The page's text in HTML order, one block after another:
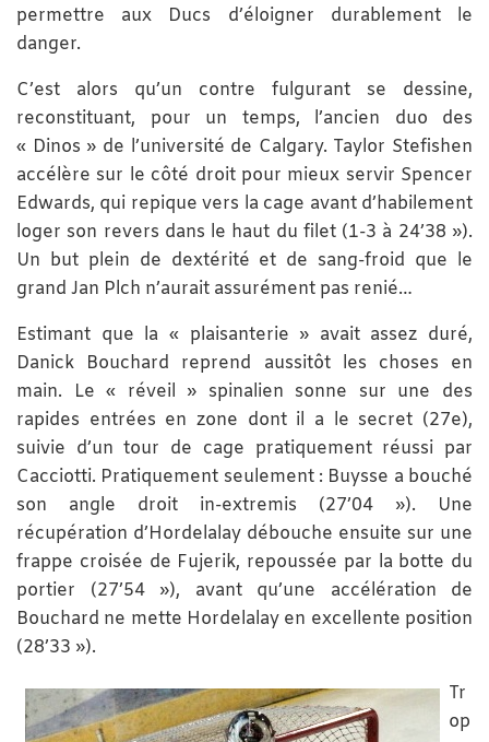
permettre aux Ducs d’éloigner durablement le
danger.
C’est alors qu’un contre fulgurant se dessine,
reconstituant, pour un temps, l’ancien duo des
« Dinos » de l’université de Calgary. Taylor Stefishen
accélère sur le côté droit pour mieux servir Spencer
Edwards, qui repique vers la cage avant d’habilement
loger son revers dans le haut du filet (1-3 à 24’38 »).
Un but plein de dextérité et de sang-froid que le
grand Jan Plch n’aurait assurément pas renié…
Estimant que la « plaisanterie » avait assez duré,
Danick Bouchard reprend aussitôt les choses en
main. Le « réveil » spinalien sonne sur une des
rapides entrées en zone dont il a le secret (27e),
suivie d’un tour de cage pratiquement réussi par
Cacciotti. Pratiquement seulement : Buysse a bouché
son angle droit in-extremis (27’04 »). Une
récupération d’Hordelalay débouche ensuite sur une
frappe croisée de Fujerik, repoussée par la botte du
portier (27’54 »), avant qu’une accélération de
Bouchard ne mette Hordelalay en excellente position
(28’33 »).
Tr
op